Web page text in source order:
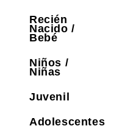
Recién
Nacido /
Bebé
Niños /
Niñas
Juvenil
Adolescentes